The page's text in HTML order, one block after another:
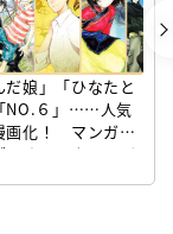
だ娘」「ひなたと
NO.６」……人気
画化！ マンガサ
リオシリウス』誕